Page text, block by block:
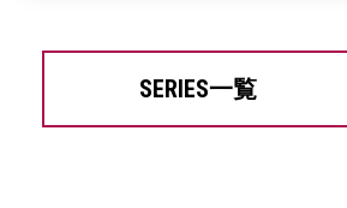
SERIES一覧